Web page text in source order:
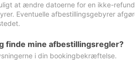
at ændre datoerne for en ikke-
Eventuelle afbestillingsgebyrer
finde mine afbestillingsregler?
i din bookingbekræftelse.